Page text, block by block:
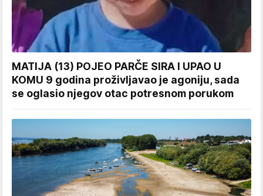
MATIJA (13) POJEO PARČE SIRA I UPAO U
KOMU 9 godina proživljavao je agoniju, sada
se oglasio njegov otac potresnom porukom